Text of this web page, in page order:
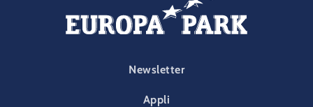
FOOTER-PARK
Newsletter
Appli